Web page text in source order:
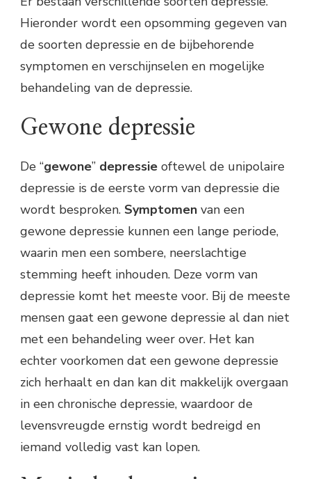
Hieronder wordt een opsomming gegeven van
de soorten depressie en de bijbehorende
symptomen en verschijnselen en mogelijke
behandeling van de depressie.
Gewone depressie
De “gewone” depressie oftewel de unipolaire
depressie is de eerste vorm van depressie die
wordt besproken. Symptomen van een
gewone depressie kunnen een lange periode,
waarin men een sombere, neerslachtige
stemming heeft inhouden. Deze vorm van
depressie komt het meeste voor. Bij de meeste
mensen gaat een gewone depressie al dan niet
met een behandeling weer over. Het kan
echter voorkomen dat een gewone depressie
zich herhaalt en dan kan dit makkelijk overgaan
in een chronische depressie, waardoor de
levensvreugde ernstig wordt bedreigd en
iemand volledig vast kan lopen.